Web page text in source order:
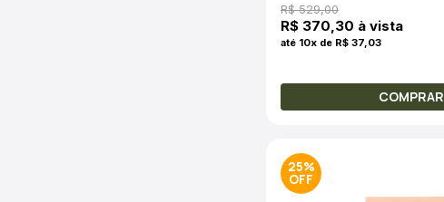
R$ 529,00
R$ 370,30 à vista
até 10x de R$ 37,03
COMPRAR
25%